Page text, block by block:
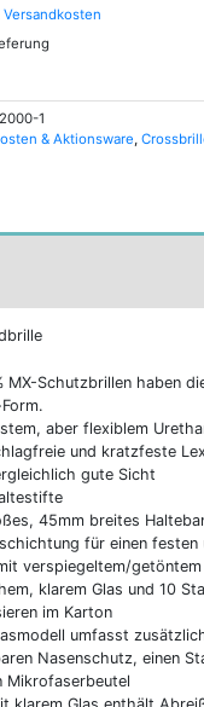
Versandkosten
1
& Aktionsware,
MX-Schutzbrillen haben
aber flexiblem
und kratzfeste
gute Sicht
45mm breites
für einen festen
verspiegeltem/getöntem
klarem Glas und 10
im Karton
umfasst
Nasenschutz, einen
Mikrofaserbeutel